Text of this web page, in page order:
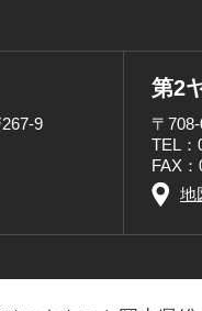
9
第2
〒
TEL：
FAX
地